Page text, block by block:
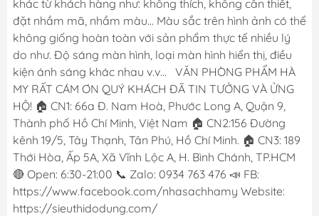
khác từ khách hàng như: không thích, không cần thiết,
đặt nhầm mã, nhầm màu... Màu sắc trên hình ảnh có thể
không giống hoàn toàn với sản phẩm thực tế nhiều lý
do như. Độ sáng màn hình, loại màn hình hiển thị, điều
kiện ánh sáng khác nhau v.v... VĂN PHÒNG PHẨM HÀ
MY RẤT CÁM ƠN QUÝ KHÁCH ĐÃ TIN TƯỞNG VÀ ỬNG
HỘ! 🏠 CN1: 66a Đ. Nam Hoà, Phước Long A, Quận 9,
Thành phố Hồ Chí Minh, Việt Nam 🏠 CN2:156 Đường
kênh 19/5, Tây Thạnh, Tân Phú, Hồ Chí Minh. 🏠 CN3: 189
Thới Hòa, Ấp 5A, Xã Vĩnh Lộc A, H. Bình Chánh, TP.HCM
🔴 Open: 6:30-21:00 📞 Zalo: 0934 763 476 📣 FB:
https://www.facebook.com/nhasachhamy Website:
https://sieuthidodung.com/